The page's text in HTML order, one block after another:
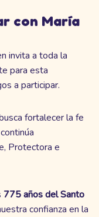
con María
invita a toda la
para esta
a participar.
fortalecer la fe
Protectora e
775 años del Santo
confianza en la